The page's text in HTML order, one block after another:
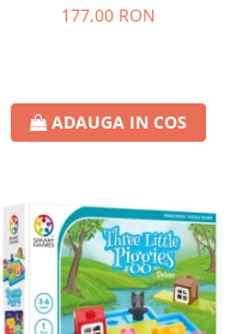
177,00 RON
ADAUGA IN COS